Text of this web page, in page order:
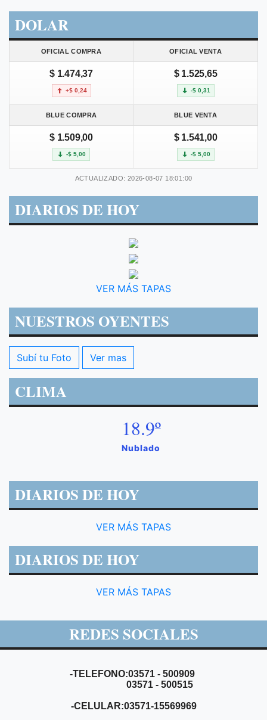
DOLAR
OFICIAL COMPRA OFICIAL VENTA
$ 1.474,37
+$ 0,24
$ 1.525,65
-$ 0,31
BLUE COMPRA BLUE VENTA
$ 1.509,00
-$ 5,00
$ 1.541,00
-$ 5,00
ACTUALIZADO: 2026-08-07 18:01:00
DIARIOS DE HOY
VER MÁS TAPAS
NUESTROS OYENTES
Subí tu Foto Ver mas
CLIMA
18.9º
Nublado
DIARIOS DE HOY
VER MÁS TAPAS
DIARIOS DE HOY
VER MÁS TAPAS
REDES SOCIALES
-TELEFONO:03571 - 500909
03571 - 500515
-CELULAR:03571-15569969